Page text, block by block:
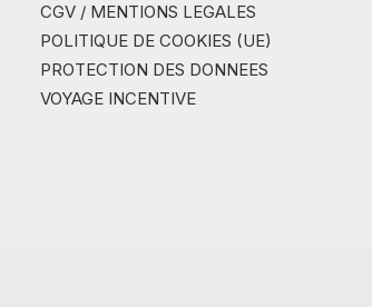
CGV / MENTIONS LEGALES
POLITIQUE DE COOKIES (UE)
PROTECTION DES DONNEES
VOYAGE INCENTIVE